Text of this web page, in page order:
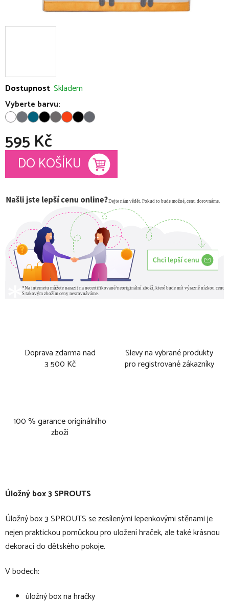
Dostupnost Skladem
Vyberte barvu:
595 Kč
Měrná cena:
DO KOŠÍKU
Doprava zdarma nad
3 500 Kč
Slevy na vybrané produkty
pro registrované zákazníky
100 % garance originálního
zboží
Úložný box 3 SPROUTS
Úložný box 3 SPROUTS se zesílenými lepenkovými stěnami je
nejen praktickou pomůckou pro uložení hraček, ale také krásnou
dekorací do dětského pokoje.
V bodech:
úložný box na hračky